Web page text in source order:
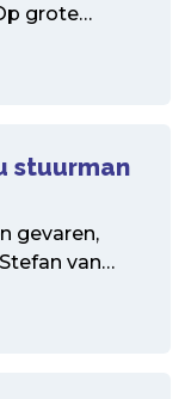
grote
stuurman
gevaren,
van